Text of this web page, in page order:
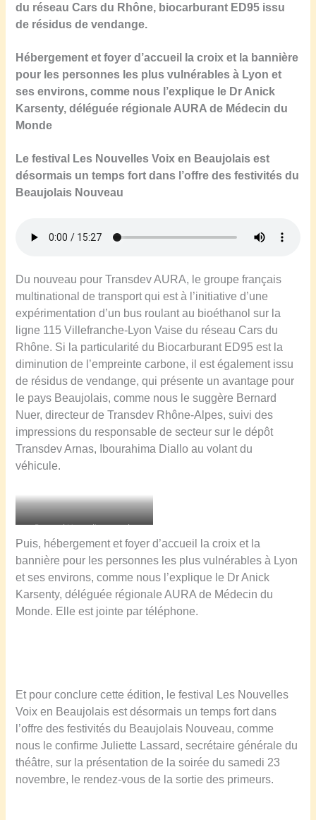
du réseau Cars du Rhône, biocarburant ED95 issu
de résidus de vendange.
Hébergement et foyer d’accueil la croix et la bannière
pour les personnes les plus vulnérables à Lyon et
ses environs, comme nous l’explique le Dr Anick
Karsenty, déléguée régionale AURA de Médecin du
Monde
Le festival Les Nouvelles Voix en Beaujolais est
désormais un temps fort dans l’offre des festivités du
Beaujolais Nouveau
Du nouveau pour Transdev AURA, le groupe français
multinational de transport qui est à l’initiative d’une
expérimentation d’un bus roulant au bioéthanol sur la
ligne 115 Villefranche-Lyon Vaise du réseau Cars du
Rhône. Si la particularité du Biocarburant ED95 est la
diminution de l’empreinte carbone, il est également issu
de résidus de vendange, qui présente un avantage pour
le pays Beaujolais, comme nous le suggère Bernard
Nuer, directeur de Transdev Rhône-Alpes, suivi des
impressions du responsable de secteur sur le dépôt
Transdev Arnas, Ibourahima Diallo au volant du
véhicule.
Bernard Nuer, directeur de
Transdev Rhône-Alpes
Puis, hébergement et foyer d’accueil la croix et la
bannière pour les personnes les plus vulnérables à Lyon
et ses environs, comme nous l’explique le Dr Anick
Karsenty, déléguée régionale AURA de Médecin du
Monde. Elle est jointe par téléphone.
Et pour conclure cette édition, le festival Les Nouvelles
Voix en Beaujolais est désormais un temps fort dans
l’offre des festivités du Beaujolais Nouveau, comme
nous le confirme Juliette Lassard, secrétaire générale du
théâtre, sur la présentation de la soirée du samedi 23
novembre, le rendez-vous de la sortie des primeurs.